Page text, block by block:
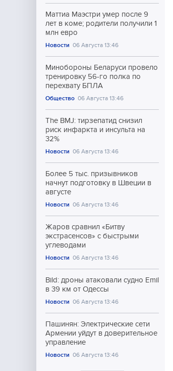
Маттиа Маэстри умер после 9
лет в коме; родители получили 1
млн евро
Новости 06 Августа 13:46
Минобороны Беларуси провело
тренировку 56-го полка по
перехвату БПЛА
Общество 06 Августа 13:46
The BMJ: тирзепатид снизил
риск инфаркта и инсульта на
32%
Новости 06 Августа 13:46
Более 5 тыс. призывников
начнут подготовку в Швеции в
августе
Новости 06 Августа 13:46
Жаров сравнил «Битву
экстрасенсов» с быстрыми
углеводами
Новости 06 Августа 13:46
Bild: дроны атаковали судно Emil
в 39 км от Одессы
Новости 06 Августа 13:46
Пашинян: Электрические сети
Армении уйдут в доверительное
управление
Новости 06 Августа 13:46